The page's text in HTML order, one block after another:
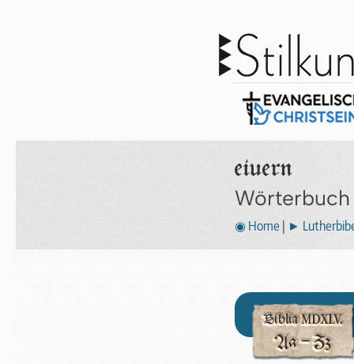
eiuern
◉ Home ►